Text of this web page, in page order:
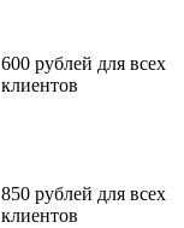
600 рублей для всех
клиентов
850 рублей для всех
клиентов